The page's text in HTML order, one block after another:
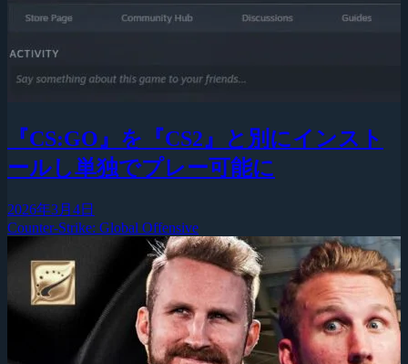
『CS:GO』を『CS2』と別にインスト
ールし単独でプレー可能に
2026年3月4日
Counter-Strike: Global Offensive